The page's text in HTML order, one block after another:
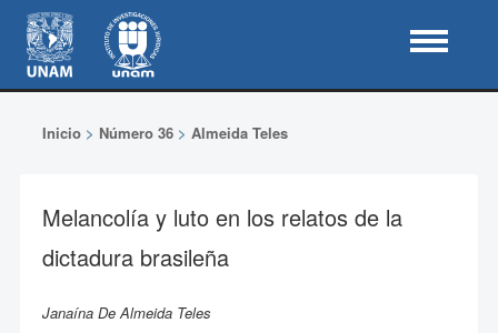
Inicio> Número 36> Almeida Teles
Melancolía y luto en los relatos de la
dictadura brasileña
Janaína De Almeida Teles